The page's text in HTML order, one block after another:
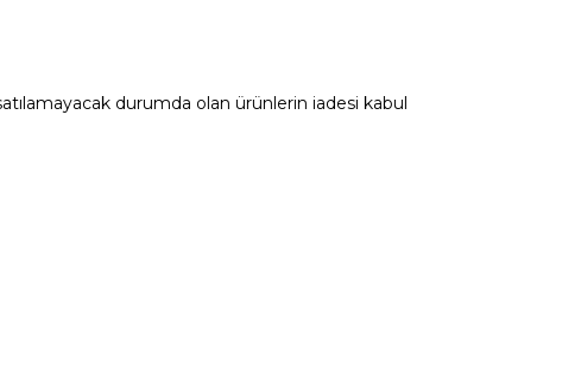
durumda olan ürünlerin iadesi kabul